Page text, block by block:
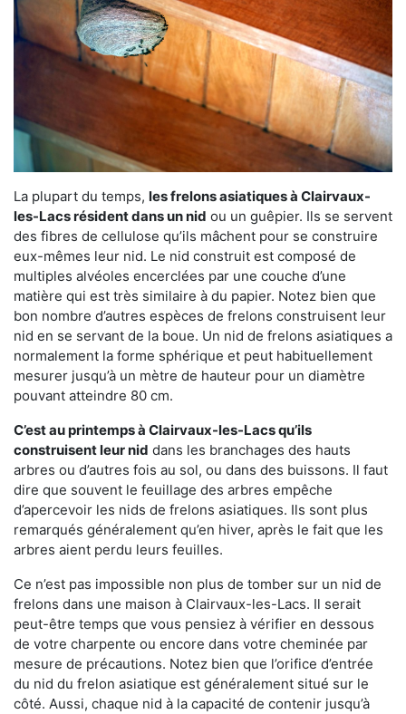
La plupart du temps, les frelons asiatiques à Clairvaux-
les-Lacs résident dans un nid ou un guêpier. Ils se servent
des fibres de cellulose qu’ils mâchent pour se construire
eux-mêmes leur nid. Le nid construit est composé de
multiples alvéoles encerclées par une couche d’une
matière qui est très similaire à du papier. Notez bien que
bon nombre d’autres espèces de frelons construisent leur
nid en se servant de la boue. Un nid de frelons asiatiques a
normalement la forme sphérique et peut habituellement
mesurer jusqu’à un mètre de hauteur pour un diamètre
pouvant atteindre 80 cm.
C’est au printemps à Clairvaux-les-Lacs qu’ils
construisent leur nid dans les branchages des hauts
arbres ou d’autres fois au sol, ou dans des buissons. Il faut
dire que souvent le feuillage des arbres empêche
d’apercevoir les nids de frelons asiatiques. Ils sont plus
remarqués généralement qu’en hiver, après le fait que les
arbres aient perdu leurs feuilles.
Ce n’est pas impossible non plus de tomber sur un nid de
frelons dans une maison à Clairvaux-les-Lacs. Il serait
peut-être temps que vous pensiez à vérifier en dessous
de votre charpente ou encore dans votre cheminée par
mesure de précautions. Notez bien que l’orifice d’entrée
du nid du frelon asiatique est généralement situé sur le
côté. Aussi, chaque nid à la capacité de contenir jusqu’à